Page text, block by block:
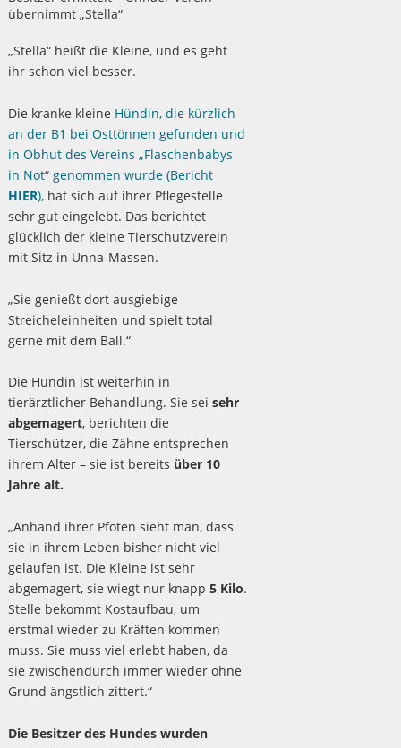
„Stella“ heißt die Kleine, und es geht
ihr schon viel besser.
Die kranke kleine Hündin, die kürzlich
an der B1 bei Osttönnen gefunden und
in Obhut des Vereins „Flaschenbabys
in Not“ genommen wurde (Bericht
HIER),hat sich auf ihrer Pflegestelle
sehr gut eingelebt. Das berichtet
glücklich der kleine Tierschutzverein
mit Sitz in Unna-Massen.
„Sie genießt dort ausgiebige
Streicheleinheiten und spielt total
gerne mit dem Ball.“
Die Hündin ist weiterhin in
tierärztlicher Behandlung. Sie sei sehr
abgemagert, berichten die
Tierschützer, die Zähne entsprechen
ihrem Alter – sie ist bereits über 10
Jahre alt.
„Anhand ihrer Pfoten sieht man, dass
sie in ihrem Leben bisher nicht viel
gelaufen ist. Die Kleine ist sehr
abgemagert, sie wiegt nur knapp 5 Kilo.
Stelle bekommt Kostaufbau, um
erstmal wieder zu Kräften kommen
muss. Sie muss viel erlebt haben, da
sie zwischendurch immer wieder ohne
Grund ängstlich zittert.“
Die Besitzer des Hundes wurden